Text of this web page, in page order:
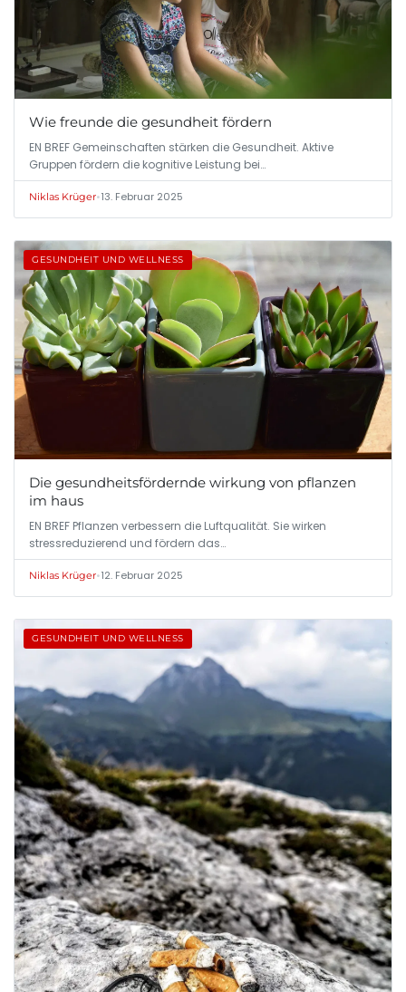
Wie freunde die gesundheit fördern
EN BREF Gemeinschaften stärken die Gesundheit. Aktive
Gruppen fördern die kognitive Leistung bei…
Niklas Krüger•13. Februar 2025
GESUNDHEIT UND WELLNESS
Die gesundheitsfördernde wirkung von pflanzen
im haus
EN BREF Pflanzen verbessern die Luftqualität. Sie wirken
stressreduzierend und fördern das…
Niklas Krüger•12. Februar 2025
GESUNDHEIT UND WELLNESS